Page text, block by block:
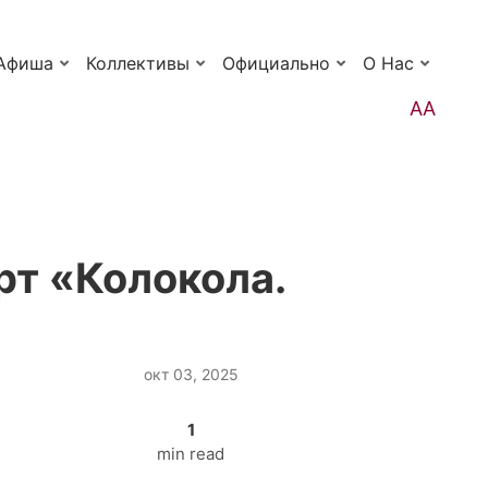
Коллективы Официально О Нас
АА
«Колокола.
окт 03, 2025
1
min read